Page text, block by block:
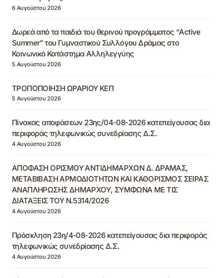
6 Αυγούστου 2026
Δωρεά από τα παιδιά του θερινού προγράμματος “Active
Summer” του Γυμναστικού Συλλόγου Δράμας στο
Κοινωνικό Κατάστημα Αλληλεγγύης
5 Αυγούστου 2026
ΤΡΟΠΟΠΟΙΗΣΗ ΩΡΑΡΙΟΥ ΚΕΠ
5 Αυγούστου 2026
Πίνακας αποφάσεων 23ης/04-08-2026 κατεπείγουσας δια
περιφοράς τηλεφωνικώς συνεδρίασης Δ.Σ.
4 Αυγούστου 2026
ΑΠΟΦΑΣΗ ΟΡΙΣΜΟΥ ΑΝΤΙΔΗΜΑΡΧΩΝ Δ. ΔΡΑΜΑΣ,
ΜΕΤΑΒΙΒΑΣΗ ΑΡΜΟΔΙΟΤΗΤΩΝ ΚΑΙ ΚΑΘΟΡΙΣΜΟΣ ΣΕΙΡΑΣ
ΑΝΑΠΛΗΡΩΣΗΣ ΔΗΜΑΡΧΟΥ, ΣΥΜΦΩΝΑ ΜΕ ΤΙΣ
ΔΙΑΤΑΞΕΙΣ ΤΟΥ Ν.5314/2026
4 Αυγούστου 2026
Πρόσκληση 23η/4-08-2026 κατεπείγουσας δια περιφοράς
τηλεφωνικώς συνεδρίασης Δ.Σ.
4 Αυγούστου 2026